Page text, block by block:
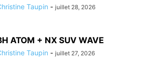
Taupin - juillet 28, 2026
ATOM + NX SUV WAVE
Taupin - juillet 27, 2026